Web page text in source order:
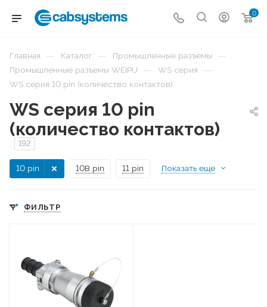
0
Главная — Каталог — Промышленные разъемы —
Промышленные разъемы WEIPU — WS серия —
WS серия 10 pin (количество контактов)
WS серия 10 pin
(количество контактов)
192
10 pin 10B pin 11 pin Показать еще
ФИЛЬТР